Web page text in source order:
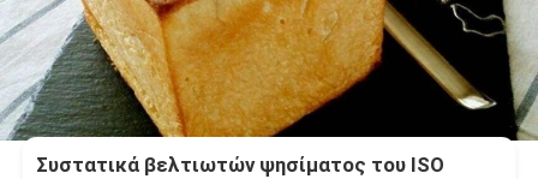
Συστατικά βελτιωτών ψησίματος του ISO